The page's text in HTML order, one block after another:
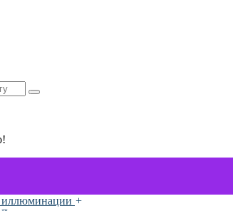
иллюминации +